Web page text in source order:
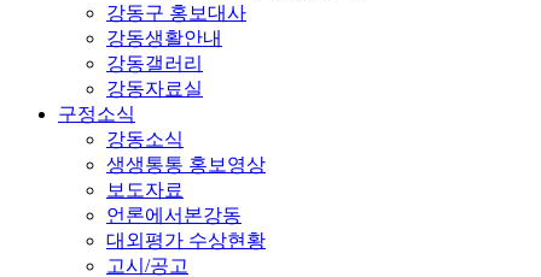
강동구 홍보대사
강동생활안내
강동갤러리
강동자료실
구정소식
강동소식
생생통통 홍보영상
보도자료
언론에서본강동
대외평가 수상현황
고시/공고